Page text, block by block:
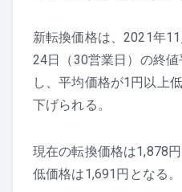
新転換価格は、2021年
24日（30営業日）の終
し、平均価格が1円以上
下げられる。
現在の転換価格は1,878
低価格は1,691円となる。